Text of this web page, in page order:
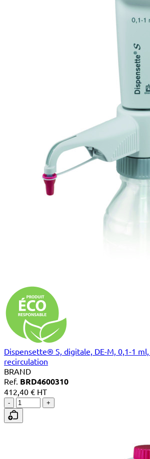
Dispensette® S, digitale, DE-M, 0,1-1 ml,
recirculation
BRAND
Ref. BRD4600310
412,40 € HT
- +